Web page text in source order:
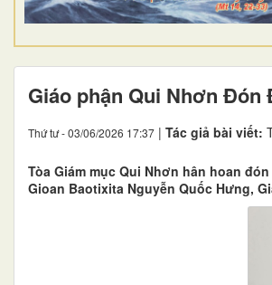
Giáo phận Qui Nhơn Đón
Thứ tư - 03/06/2026 17:37 | Tác giả bài viết:
Tòa Giám mục Qui Nhơn hân hoan
Gioan Baotixita Nguyễn Quốc Hưng,